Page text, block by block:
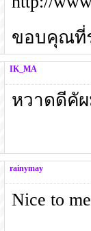
ขอบคุณที่
IK_MA
หวาดดีคั
rainymay
Nice to